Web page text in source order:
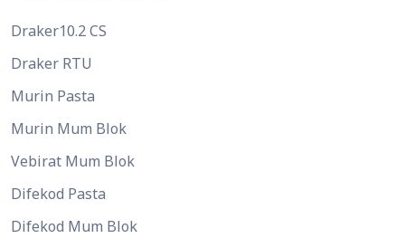
Draker10.2 CS
Draker RTU
Murin Pasta
Murin Mum Blok
Vebirat Mum Blok
Difekod Pasta
Difekod Mum Blok